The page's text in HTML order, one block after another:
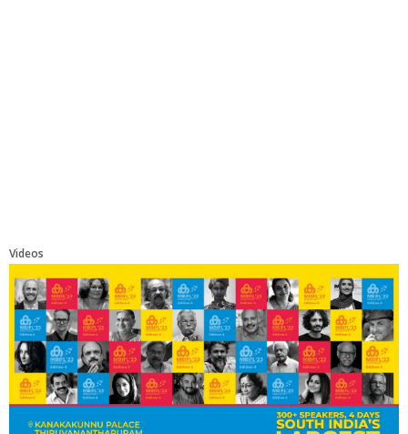
Videos